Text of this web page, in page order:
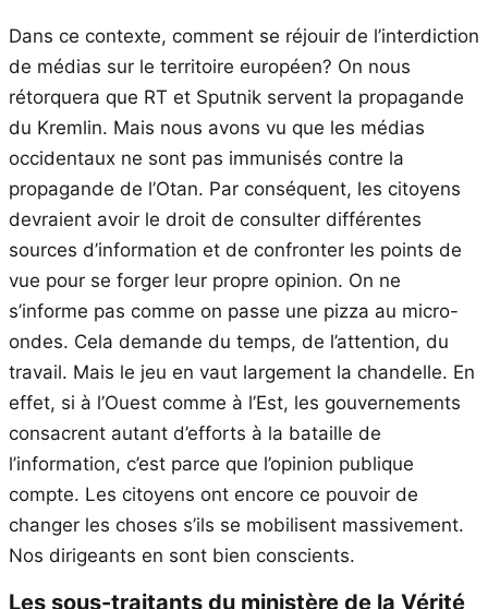
Dans ce contexte, comment se réjouir de l’interdiction
de médias sur le territoire européen? On nous
rétorquera que RT et Sputnik servent la propagande
du Kremlin. Mais nous avons vu que les médias
occidentaux ne sont pas immunisés contre la
propagande de l’Otan. Par conséquent, les citoyens
devraient avoir le droit de consulter différentes
sources d’information et de confronter les points de
vue pour se forger leur propre opinion. On ne
s’informe pas comme on passe une pizza au micro-
ondes. Cela demande du temps, de l’attention, du
travail. Mais le jeu en vaut largement la chandelle. En
effet, si à l’Ouest comme à l’Est, les gouvernements
consacrent autant d’efforts à la bataille de
l’information, c’est parce que l’opinion publique
compte. Les citoyens ont encore ce pouvoir de
changer les choses s’ils se mobilisent massivement.
Nos dirigeants en sont bien conscients.
Les sous-traitants du ministère de la Vérité